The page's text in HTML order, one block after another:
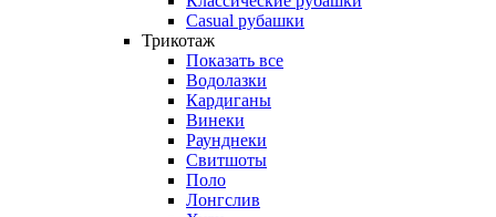
Casual рубашки
Трикотаж
Показать все
Водолазки
Кардиганы
Винеки
Раунднеки
Свитшоты
Поло
Лонгслив